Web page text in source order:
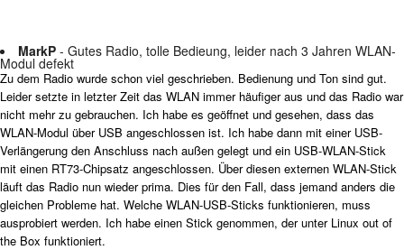
MarkP - Gutes Radio, tolle Bedieung, leider nach 3 Jahren WLAN-
Modul defekt
Zu dem Radio wurde schon viel geschrieben. Bedienung und Ton sind gut.
Leider setzte in letzter Zeit das WLAN immer häufiger aus und das Radio war
nicht mehr zu gebrauchen. Ich habe es geöffnet und gesehen, dass das
WLAN-Modul über USB angeschlossen ist. Ich habe dann mit einer USB-
Verlängerung den Anschluss nach außen gelegt und ein USB-WLAN-Stick
mit einen RT73-Chipsatz angeschlossen. Über diesen externen WLAN-Stick
läuft das Radio nun wieder prima. Dies für den Fall, dass jemand anders die
gleichen Probleme hat. Welche WLAN-USB-Sticks funktionieren, muss
ausprobiert werden. Ich habe einen Stick genommen, der unter Linux out of
the Box funktioniert.